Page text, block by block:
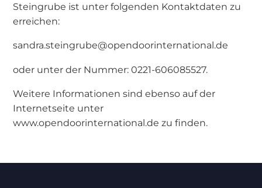
Steingrube ist unter folgenden Kontaktdaten zu
erreichen:
sandra.steingrube@opendoorinternational.de
oder unter der Nummer: 0221-606085527.
Weitere Informationen sind ebenso auf der
Internetseite unter
www.opendoorinternational.de zu finden.